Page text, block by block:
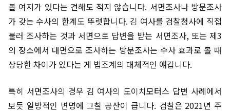
볼 여지가 있다는 견해도 적지 않습니다. 서면조사나 방문조사
가 갖는 수사의 한계도 뚜렷합니다. 김 여사를 검찰청사에 직접
불러 조사하는 것과 서면으로 답변을 받는 서면조사, 또는 제3
의 장소에서 대면으로 조사하는 방문조사는 수사 효과로 볼 때
상당한 차이가 있다는 게 법조계의 대체적인 얘깁니다.
특히 서면조사의 경우 김 여사의 도이치모터스 답변 사례에서
보듯 일방적인 변명에 그칠 공산이 큽니다. 검찰은 2021년 주